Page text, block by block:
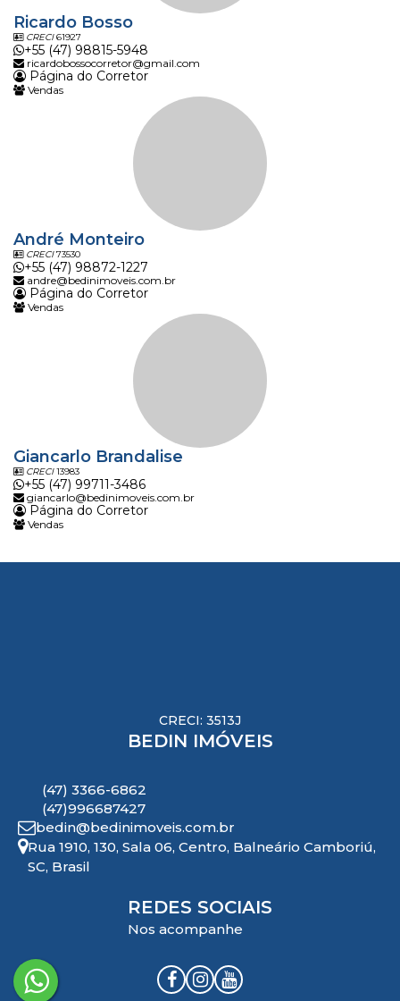
Ricardo Bosso
CRECI61927
+55 (47) 98815-5948
ricardobossocorretor@gmail.com
Página do Corretor
Vendas
André Monteiro
CRECI73530
+55 (47) 98872-1227
andre@bedinimoveis.com.br
Página do Corretor
Vendas
Giancarlo Brandalise
CRECI13983
+55 (47) 99711-3486
giancarlo@bedinimoveis.com.br
Página do Corretor
Vendas
CRECI: 3513J
BEDIN IMÓVEIS
(47) 3366-6862
(47)996687427
bedin@bedinimoveis.com.br
Rua 1910, 130, Sala 06, Centro, Balneário Camboriú,
SC, Brasil
REDES SOCIAIS
Nos acompanhe